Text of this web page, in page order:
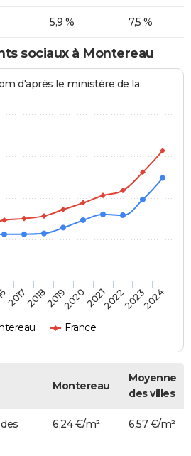
5,9 % 7,5 %
sociaux à Montereau
d'après le ministère de la
France
20172018201920202021202220232024
Montereau
Moyenne
des villes
6,24 €/m² 6,57 €/m²